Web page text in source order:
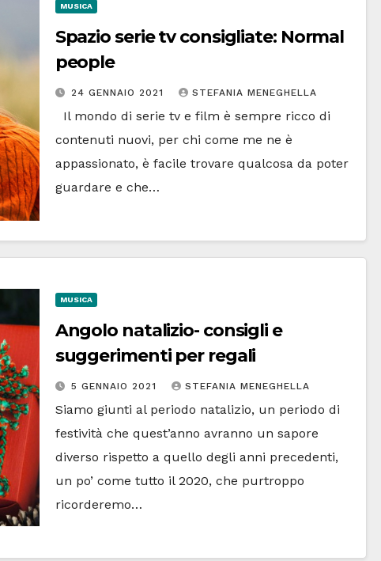
MUSICA
Spazio serie tv consigliate: Normal
people
24 GENNAIO 2021 STEFANIA MENEGHELLA
Il mondo di serie tv e film è sempre ricco di
contenuti nuovi, per chi come me ne è
appassionato, è facile trovare qualcosa da poter
guardare e che…
MUSICA
Angolo natalizio- consigli e
suggerimenti per regali
5 GENNAIO 2021 STEFANIA MENEGHELLA
Siamo giunti al periodo natalizio, un periodo di
festività che quest’anno avranno un sapore
diverso rispetto a quello degli anni precedenti,
un po’ come tutto il 2020, che purtroppo
ricorderemo…